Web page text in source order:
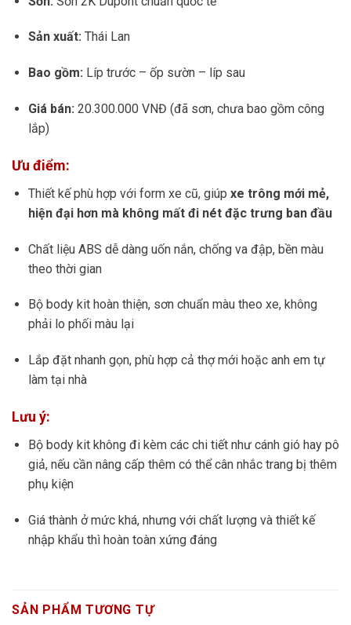
Sản xuất: Thái Lan
Bao gồm: Líp trước – ốp sườn – líp sau
Giá bán: 20.300.000 VNĐ (đã sơn, chưa bao gồm công
lắp)
Ưu điểm:
Thiết kế phù hợp với form xe cũ, giúp xe trông mới mẻ,
hiện đại hơn mà không mất đi nét đặc trưng ban đầu
Chất liệu ABS dễ dàng uốn nắn, chống va đập, bền màu
theo thời gian
Bộ body kit hoàn thiện, sơn chuẩn màu theo xe, không
phải lo phối màu lại
Lắp đặt nhanh gọn, phù hợp cả thợ mới hoặc anh em tự
làm tại nhà
Lưu ý:
Bộ body kit không đi kèm các chi tiết như cánh gió hay pô
giả, nếu cần nâng cấp thêm có thể cân nhắc trang bị thêm
phụ kiện
Giá thành ở mức khá, nhưng với chất lượng và thiết kế
nhập khẩu thì hoàn toàn xứng đáng
SẢN PHẨM TƯƠNG TỰ